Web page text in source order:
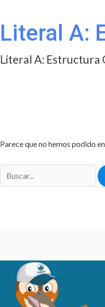
Literal A:
Literal A: Estructura
Parece que no hemos podido